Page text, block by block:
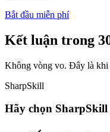
Bắt đầu miễn phí
Kết luận trong
Không vòng vo. Đây là khi
SharpSkill
Hãy chọn SharpSkill